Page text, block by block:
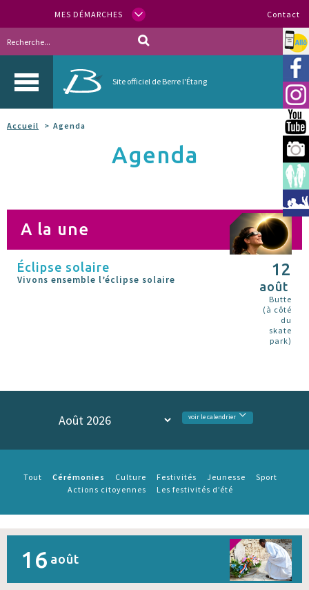
MES DÉMARCHES Contact
Site officiel de Berre l'Étang
Allo
Accueil Agenda
Agenda
A la une
Éclipse solaire
Vivons ensemble l’éclipse solaire
12
août
Butte
(à côté
du
skate
park)
voir le calendrier
Tout Cérémonies Culture Festivités Jeunesse
Sport
Actions citoyennes
Les festivités d’été
16 août